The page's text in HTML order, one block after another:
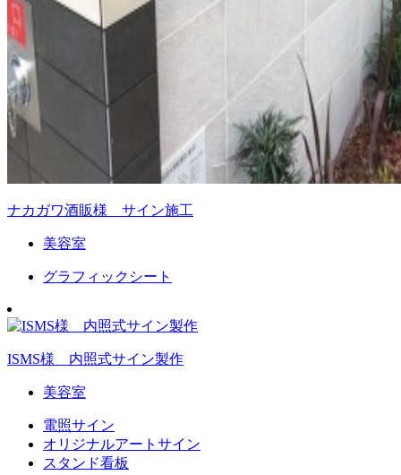
ナカガワ酒販様 サイン施工
美容室
グラフィックシート
ISMS様 内照式サイン製作
美容室
電照サイン
オリジナルアートサイン
スタンド看板